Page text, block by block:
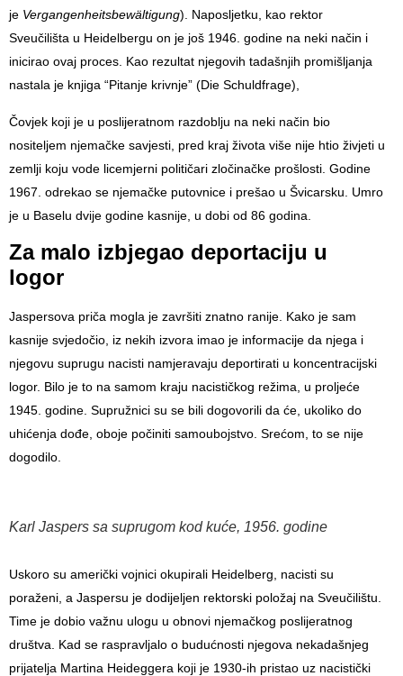
je Vergangenheitsbewältigung). Naposljetku, kao rektor
Sveučilišta u Heidelbergu on je još 1946. godine na neki način i
inicirao ovaj proces. Kao rezultat njegovih tadašnjih promišljanja
nastala je knjiga “Pitanje krivnje” (Die Schuldfrage),
Čovjek koji je u poslijeratnom razdoblju na neki način bio
nositeljem njemačke savjesti, pred kraj života više nije htio živjeti u
zemlji koju vode licemjerni političari zločinačke prošlosti. Godine
1967. odrekao se njemačke putovnice i prešao u Švicarsku. Umro
je u Baselu dvije godine kasnije, u dobi od 86 godina.
Za malo izbjegao deportaciju u
logor
Jaspersova priča mogla je završiti znatno ranije. Kako je sam
kasnije svjedočio, iz nekih izvora imao je informacije da njega i
njegovu suprugu nacisti namjeravaju deportirati u koncentracijski
logor. Bilo je to na samom kraju nacističkog režima, u proljeće
1945. godine. Supružnici su se bili dogovorili da će, ukoliko do
uhićenja dođe, oboje počiniti samoubojstvo. Srećom, to se nije
dogodilo.
Karl Jaspers sa suprugom kod kuće, 1956. godine
Uskoro su američki vojnici okupirali Heidelberg, nacisti su
poraženi, a Jaspersu je dodijeljen rektorski položaj na Sveučilištu.
Time je dobio važnu ulogu u obnovi njemačkog poslijeratnog
društva. Kad se raspravljalo o budućnosti njegova nekadašnjeg
prijatelja Martina Heideggera koji je 1930-ih pristao uz nacistički